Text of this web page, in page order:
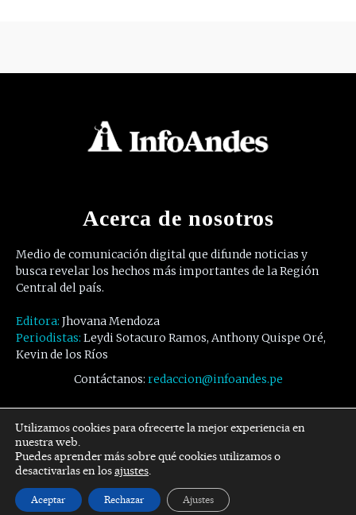
Acerca de nosotros
Medio de comunicación digital que difunde noticias y
busca revelar los hechos más importantes de la Región
Central del país.
Editora: Jhovana Mendoza
Periodistas: Leydi Sotacuro Ramos, Anthony Quispe Oré,
Kevin de los Ríos
Contáctanos: redaccion@infoandes.pe
Síguenos
Facebook Twitter Youtube
Utilizamos cookies para ofrecerte la mejor experiencia en
nuestra web.
Puedes aprender más sobre qué cookies utilizamos o
desactivarlas en losajustes.
Aceptar Rechazar Ajustes